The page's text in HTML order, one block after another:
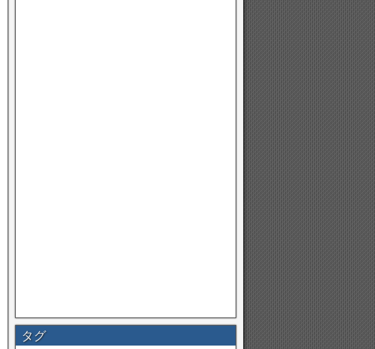
タグ